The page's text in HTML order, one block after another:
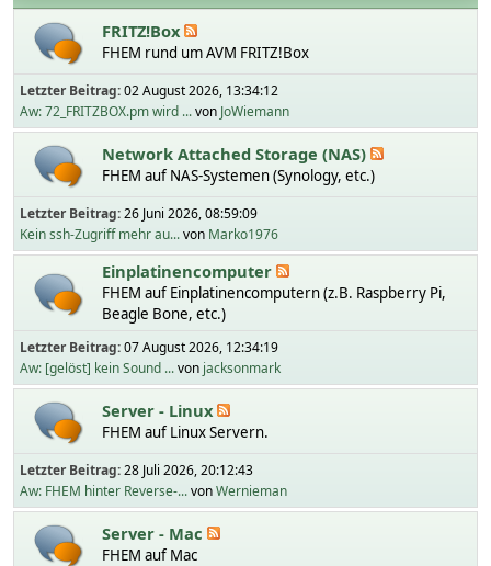
FRITZ!Box
FHEM rund um AVM FRITZ!Box
Letzter Beitrag:02 August 2026, 13:34:12
Aw: 72_FRITZBOX.pm wird ...von JoWiemann
Network Attached Storage (NAS)
FHEM auf NAS-Systemen (Synology, etc.)
Letzter Beitrag:26 Juni 2026, 08:59:09
Kein ssh-Zugriff mehr au...von Marko1976
Einplatinencomputer
FHEM auf Einplatinencomputern (z.B. Raspberry Pi,
Beagle Bone, etc.)
Letzter Beitrag:07 August 2026, 12:34:19
Aw: [gelöst] kein Sound ...von jacksonmark
Server - Linux
FHEM auf Linux Servern.
Letzter Beitrag:28 Juli 2026, 20:12:43
Aw: FHEM hinter Reverse-...vonWernieman
Server - Mac
FHEM auf Mac